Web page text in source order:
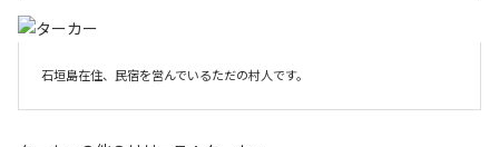
石垣島在住、民宿を営んでいるただの村人です。